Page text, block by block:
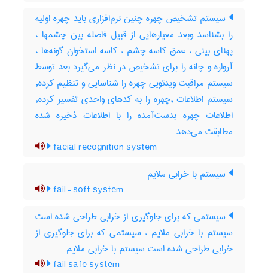
سیستم تشخیص چهره چنین نرم‌افزاری باید چهره اولیه
را بشناسد وبعد معیارهایی از قبیل فاصله بین چشمها ،
پهنای بینی ، عمق کاسه چشم ، کاسه استخوان گونه‌ها ،
آرواره و چانه را برای تشخیص در نظر می‌گیرد بعد توسط
سیستم مراقبت ویدئویی چهره را شناسایی و تنظیم کرده,
سیستم اطلاعات ,چهره را به کدهای واحدی تفسیر کرده,
اطلاعات چهره بدست‌آمده را با اطلاعات ذخیره شده
مطابقت می‌دهد
facial recognition system
سیستم با خرابی ملایم
fail – soft system
سیستمی که برای جلوگیری از خرابی طراحی شده است
سیستم با خرابی ملایم ، سیستمی که برای جلوگیری از
خرابی طراحی شده است سیستم با خرابی ملایم
fail safe system